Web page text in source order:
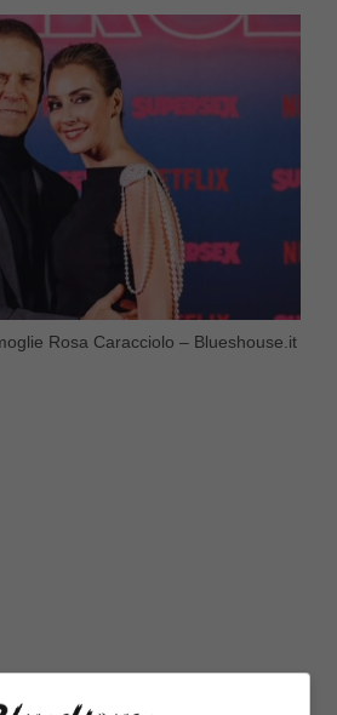
Rosa Caracciolo – Blueshouse.it